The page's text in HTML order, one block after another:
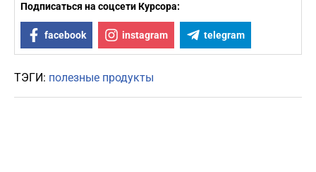
Подписаться на соцсети Курсора:
facebook instagram telegram
ТЭГИ: полезные продукты